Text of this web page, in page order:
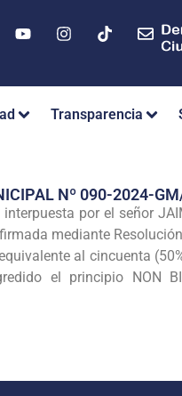
Transparencia
Nº 090-2024-
por el señor
mediante
al cincuenta
el principio NON